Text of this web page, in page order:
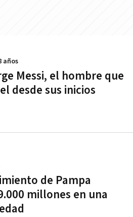
Messi, el hombre que
desde sus inicios
años
de Pampa
millones en una